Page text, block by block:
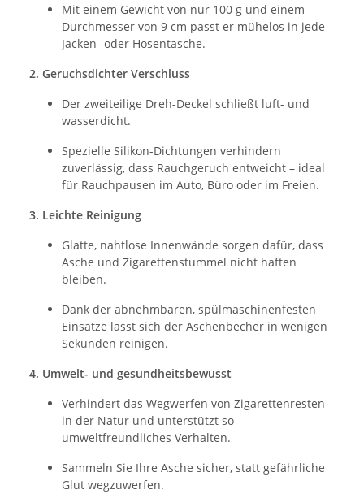
Mit einem Gewicht von nur 100 g und einem
Durchmesser von 9 cm passt er mühelos in jede
Jacken- oder Hosentasche.
2. Geruchs­dichter Verschluss
Der zweiteilige Dreh-Deckel schließt luft- und
wasserdicht.
Spezielle Silikon-Dichtungen verhindern
zuverlässig, dass Rauchgeruch entweicht – ideal
für Rauchpausen im Auto, Büro oder im Freien.
3. Leichte Reinigung
Glatte, nahtlose Innenwände sorgen dafür, dass
Asche und Zigarettenstummel nicht haften
bleiben.
Dank der abnehmbaren, spülmaschinenfesten
Einsätze lässt sich der Aschenbecher in wenigen
Sekunden reinigen.
4. Umwelt­- und gesundheitsbewusst
Verhindert das Wegwerfen von Zigarettenresten
in der Natur und unterstützt so
umweltfreundliches Verhalten.
Sammeln Sie Ihre Asche sicher, statt gefährliche
Glut wegzuwerfen.